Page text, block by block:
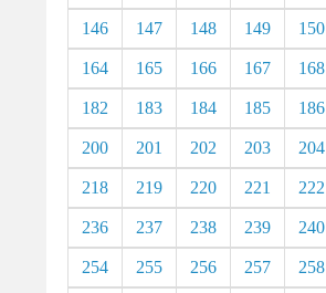
146 147 148 149 150
164 165 166 167 168
182 183 184 185 186
200 201 202 203 204
218 219 220 221 222
236 237 238 239 240
254 255 256 257 258